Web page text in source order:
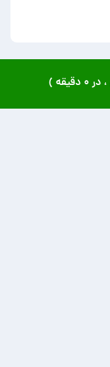
، در ۰ دقیقه )